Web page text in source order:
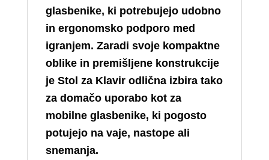
glasbenike, ki potrebujejo udobno
in ergonomsko podporo med
igranjem. Zaradi svoje kompaktne
oblike in premišljene konstrukcije
je Stol za Klavir odlična izbira tako
za domačo uporabo kot za
mobilne glasbenike, ki pogosto
potujejo na vaje, nastope ali
snemanja.